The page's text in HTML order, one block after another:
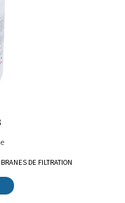
DE FILTRATION